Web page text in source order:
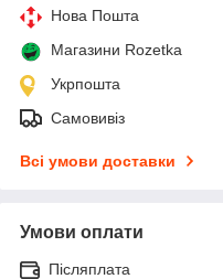
Нова Пошта
Магазини Rozetka
Укрпошта
Самовивіз
Всі умови доставки
Умови оплати
Післяплата